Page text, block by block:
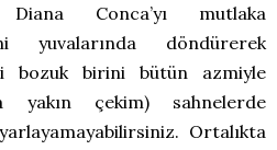
Conca’yı mutlaka
yuvalarında döndürerek
bozuk birini bütün azmiyle
yakın çekim) sahnelerde
Ortalıkta